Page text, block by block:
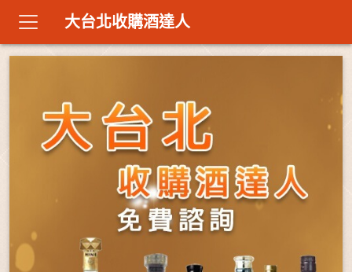
大台北收購酒達人